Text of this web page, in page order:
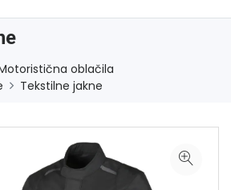
oblačila
Tekstilne jakne